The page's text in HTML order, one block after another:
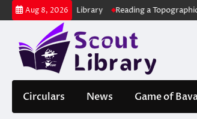
Skip
to
Aug 8, 2026
| Scout Library Reading a Topographic Map |
Circulars News Game of